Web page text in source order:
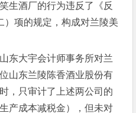
生酒厂的行为违反了《反
）项的规定，构成对兰陵美
东大宇会计师事务所对兰
山东兰陵陈香酒业股份有
，只审计了上述两公司的
产成本减税金），但未对